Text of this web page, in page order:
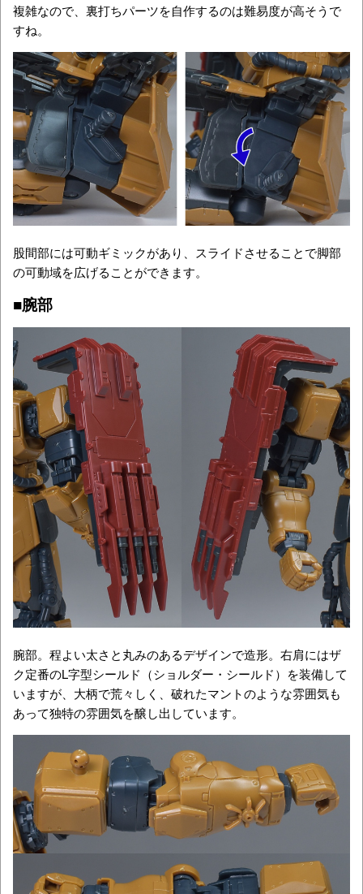
複雑なので、裏打ちパーツを自作するのは難易度が高そうで
すね。
股間部には可動ギミックがあり、スライドさせることで脚部
の可動域を広げることができます。
■腕部
腕部。程よい太さと丸みのあるデザインで造形。右肩にはザ
ク定番のL字型シールド（ショルダー・シールド）を装備して
いますが、大柄で荒々しく、破れたマントのような雰囲気も
あって独特の雰囲気を醸し出しています。